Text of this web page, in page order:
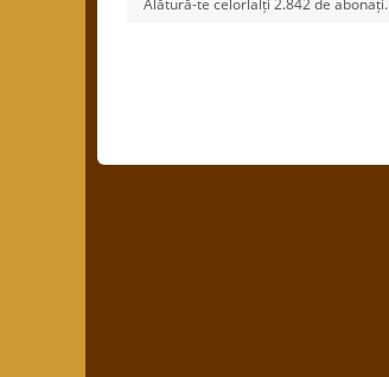
Alătură-te celorlalți 2.842 de abonați.